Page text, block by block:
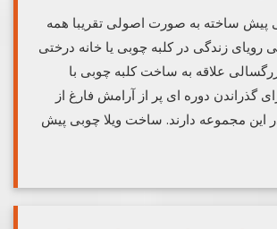
پیش ساخته به صورت اصولی تقریبا همه
رویای زندگی در کلبه چوبی یا خانه درختی
علاقه به ساخت کلبه چوبی با
گذراندن دوره ای پر از آرامش فارغ از
این مجموعه دارند. ساخت ویلا چوبی پیش